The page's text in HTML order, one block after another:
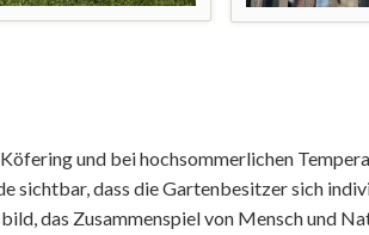
und bei hochsommerlichen
sichtbar, dass die Gartenbesitzer sich
das Zusammenspiel von Mensch und